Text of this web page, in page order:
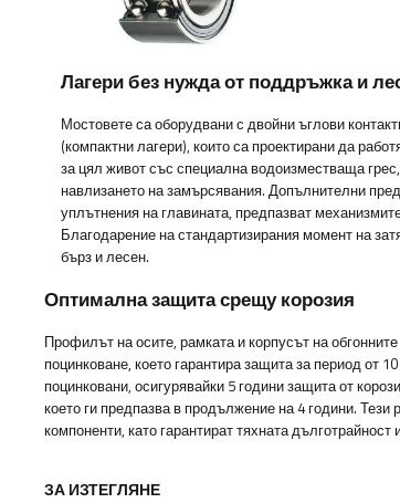
Лагери без нужда от поддръжка и
Мостовете са оборудвани с двойни ъглови
(компактни лагери), които са проектирани да
за цял живот със специална водоизместваща
навлизането на замърсявания. Допълнителни
уплътнения на главината, предпазват
Благодарение на стандартизирания момент на
бърз и лесен.
Оптимална защита срещу корозия
Профилът на осите, рамката и корпусът на
поцинковане, което гарантира защита за период от
поцинковани, осигурявайки 5 години защита от
което ги предпазва в продължение на 4 години.
компоненти, като гарантират тяхната
ЗА ИЗТЕГЛЯНЕ